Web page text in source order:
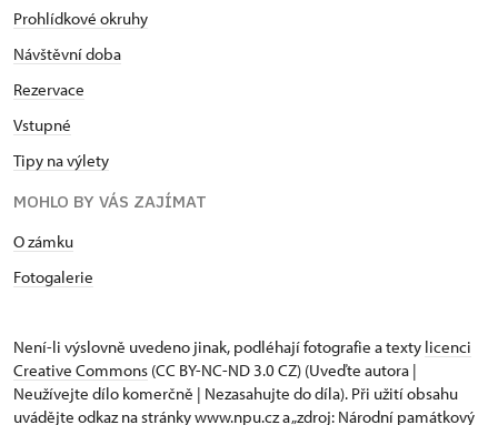
Prohlídkové okruhy
Návštěvní doba
Rezervace
Vstupné
Tipy na výlety
MOHLO BY VÁS ZAJÍMAT
O zámku
Fotogalerie
Není-li výslovně uvedeno jinak, podléhají fotografie a texty licenci
Creative Commons (CC BY-NC-ND 3.0 CZ) (Uveďte autora |
Neužívejte dílo komerčně | Nezasahujte do díla). Při užití obsahu
uvádějte odkaz na stránky www.npu.cz a „zdroj: Národní památkový